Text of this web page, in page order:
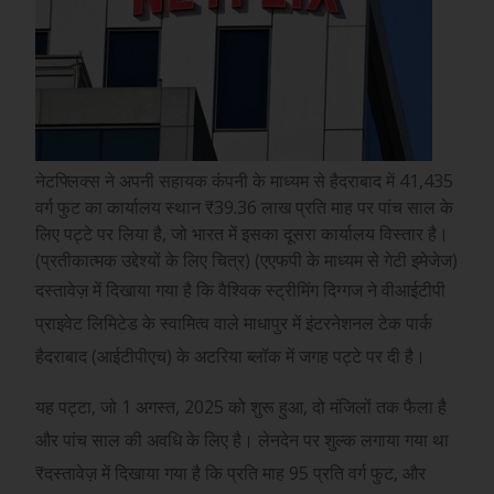
नेटफ्लिक्स ने अपनी सहायक कंपनी के माध्यम से हैदराबाद में 41,435
वर्ग फुट का कार्यालय स्थान ₹39.36 लाख प्रति माह पर पांच साल के
लिए पट्टे पर लिया है, जो भारत में इसका दूसरा कार्यालय विस्तार है।
(प्रतीकात्मक उद्देश्यों के लिए चित्र) (एएफपी के माध्यम से गेटी इमेजेज)
दस्तावेज़ में दिखाया गया है कि वैश्विक स्ट्रीमिंग दिग्गज ने वीआईटीपी
प्राइवेट लिमिटेड के स्वामित्व वाले माधापुर में इंटरनेशनल टेक पार्क
हैदराबाद (आईटीपीएच) के अटरिया ब्लॉक में जगह पट्टे पर दी है।
यह पट्टा, जो 1 अगस्त, 2025 को शुरू हुआ, दो मंजिलों तक फैला है
और पांच साल की अवधि के लिए है। लेनदेन पर शुल्क लगाया गया था
₹दस्तावेज़ में दिखाया गया है कि प्रति माह 95 प्रति वर्ग फुट, और